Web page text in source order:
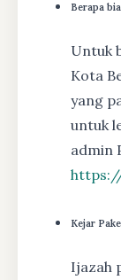
Berapa
Untuk
Kota
yang
untuk
admin
Kejar
Ijazah